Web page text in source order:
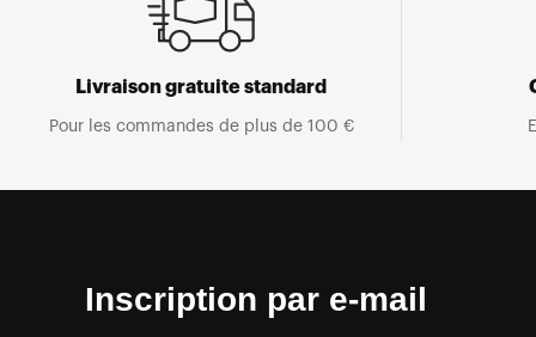
Livraison gratuite standard
Pour les commandes de plus de 100 €
Inscription par e-mail